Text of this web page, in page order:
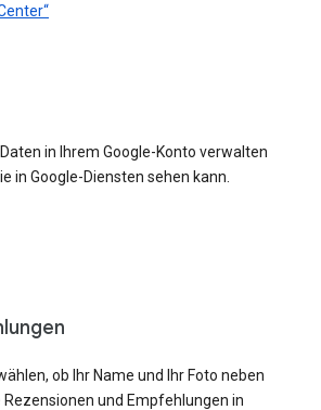
in Ihrem Google-Konto verwalten
in Google-Diensten sehen kann.
ob Ihr Name und Ihr Foto neben
Rezensionen und Empfehlungen in